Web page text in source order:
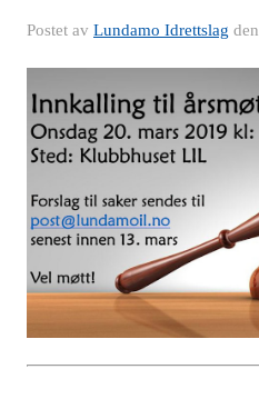
Postet av Lundamo Idrettslag den